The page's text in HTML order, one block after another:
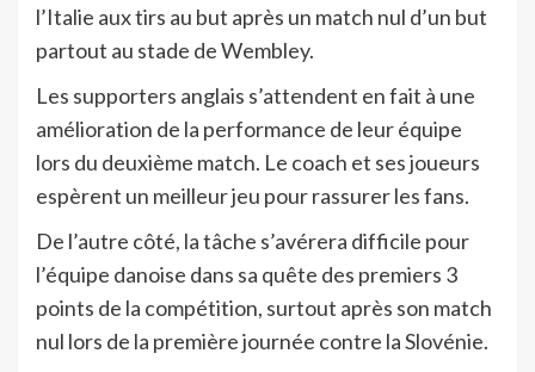
l’Italie aux tirs au but après un match nul d’un but
partout au stade de Wembley.
Les supporters anglais s’attendent en fait à une
amélioration de la performance de leur équipe
lors du deuxième match. Le coach et ses joueurs
espèrent un meilleur jeu pour rassurer les fans.
De l’autre côté, la tâche s’avérera difficile pour
l’équipe danoise dans sa quête des premiers 3
points de la compétition, surtout après son match
nul lors de la première journée contre la Slovénie.